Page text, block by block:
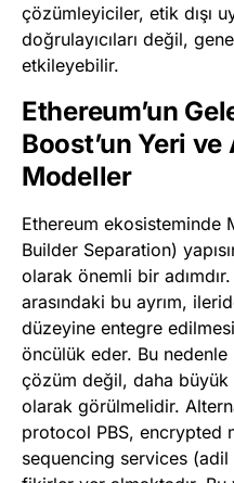
çözümleyiciler, etik dışı
doğrulayıcıları değil,
etkileyebilir.
Ethereum’un
Boost’un Yeri
Modeller
Ethereum ekosisteminde
Builder Separation)
olarak önemli bir
arasındaki bu ayrım,
düzeyine entegre
öncülük eder. Bu
çözüm değil, daha
olarak görülmelidir.
protocol PBS, encrypted
sequencing services